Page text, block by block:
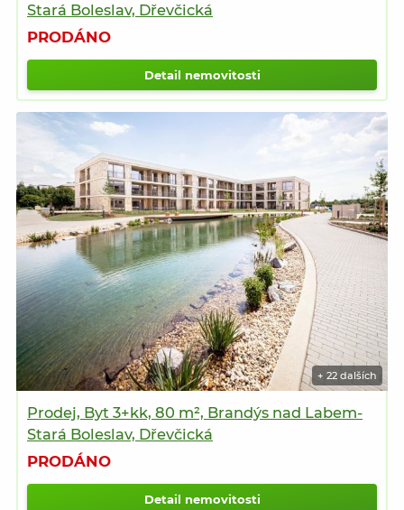
Stará Boleslav, Dřevčická
PRODÁNO
Detail nemovitosti
+ 22 dalších
Prodej, Byt 3+kk, 80 m², Brandýs nad Labem-
Stará Boleslav, Dřevčická
PRODÁNO
Detail nemovitosti